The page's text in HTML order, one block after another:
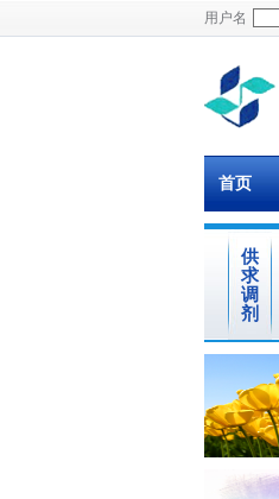
用户名
首页
供
求
调
剂